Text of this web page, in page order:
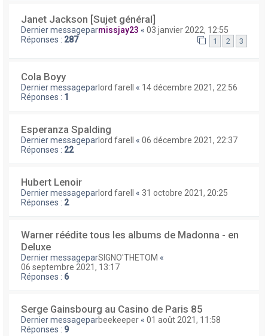
Janet Jackson [Sujet général]
Dernier messageparmissjay23 « 03 janvier 2022, 12:55
Réponses : 287 1 2 3
Cola Boyy
Dernier messageparlord farell « 14 décembre 2021, 22:56
Réponses : 1
Esperanza Spalding
Dernier messageparlord farell « 06 décembre 2021, 22:37
Réponses : 22
Hubert Lenoir
Dernier messageparlord farell « 31 octobre 2021, 20:25
Réponses : 2
Warner réédite tous les albums de Madonna - en
Deluxe
Dernier messageparSIGNO'THETOM «
06 septembre 2021, 13:17
Réponses : 6
Serge Gainsbourg au Casino de Paris 85
Dernier messageparbeekeeper « 01 août 2021, 11:58
Réponses : 9